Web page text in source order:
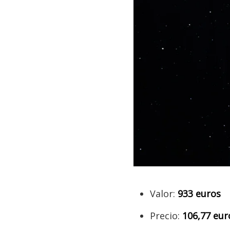
Valor: 933 euros
Precio: 106,77